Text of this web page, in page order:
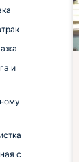
и
с